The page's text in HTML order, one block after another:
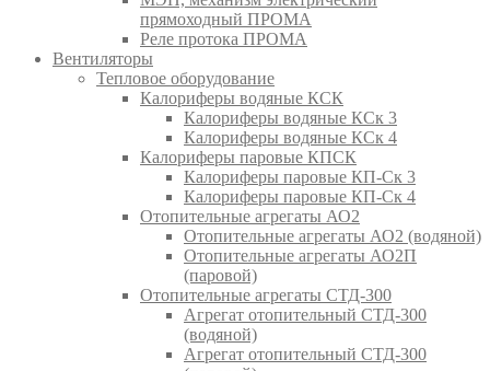
прямоходный ПРОМА
Реле протока ПРОМА
Вентиляторы
Тепловое оборудование
Калориферы водяные КСК
Калориферы водяные КСк 3
Калориферы водяные КСк 4
Калориферы паровые КПСК
Калориферы паровые КП-Ск 3
Калориферы паровые КП-Ск 4
Отопительные агрегаты АО2
Отопительные агрегаты АО2 (водяной)
Отопительные агрегаты АО2П
(паровой)
Отопительные агрегаты СТД-300
Агрегат отопительный СТД-300
(водяной)
Агрегат отопительный СТД-300